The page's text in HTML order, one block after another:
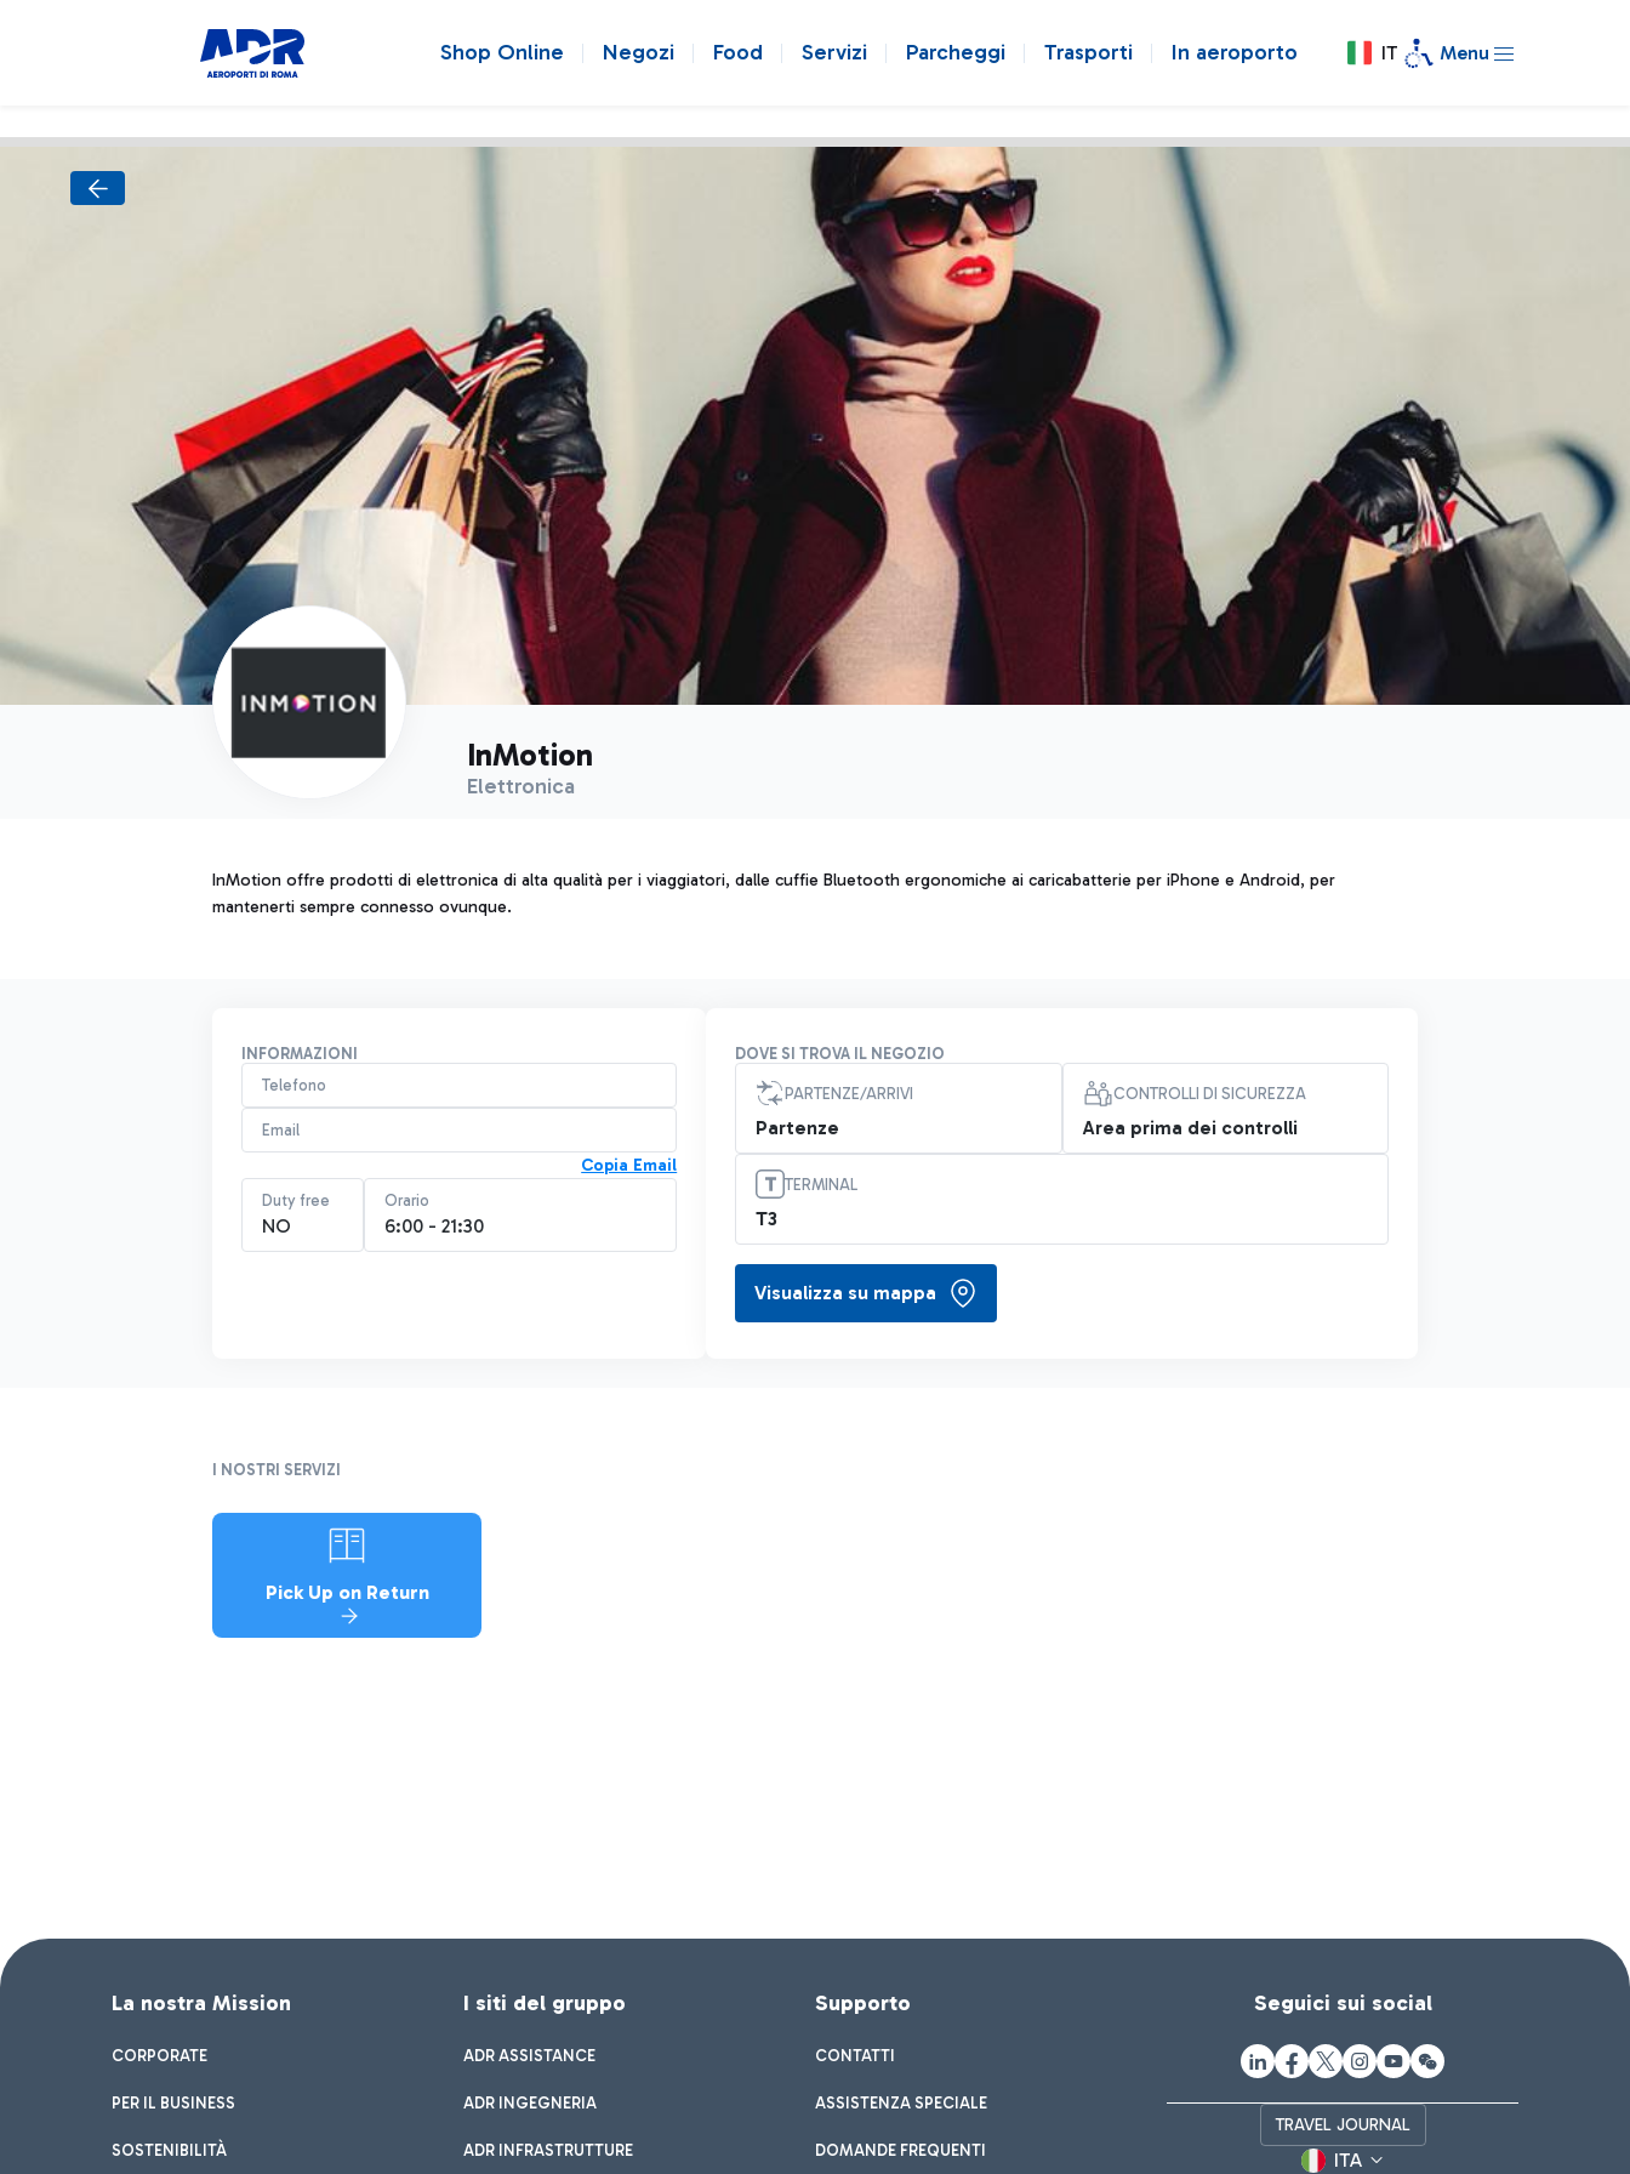
Shop Online Negozi Food Servizi Parcheggi Trasporti In aeroporto IT Menu
InMotion
Elettronica
InMotion offre prodotti di elettronica di alta qualità per i viaggiatori, dalle cuffie Bluetooth ergonomiche ai caricabatterie per iPhone e Android, per
mantenerti sempre connesso ovunque.
INFORMAZIONI
Telefono
Email
Copia Email
Duty free
NO
Orario
6:00 - 21:30
DOVE SI TROVA IL NEGOZIO
PARTENZE/ARRIVI
Partenze
CONTROLLI DI SICUREZZA
Area prima dei controlli
TERMINAL
T3
Visualizza su mappa
I NOSTRI SERVIZI
Pick Up on Return
La nostra Mission
CORPORATE
PER IL BUSINESS
SOSTENIBILITÀ
I siti del gruppo
ADR ASSISTANCE
ADR INGEGNERIA
ADR INFRASTRUTTURE
Supporto
CONTATTI
ASSISTENZA SPECIALE
DOMANDE FREQUENTI
Seguici sui social
TRAVEL JOURNAL
ITA